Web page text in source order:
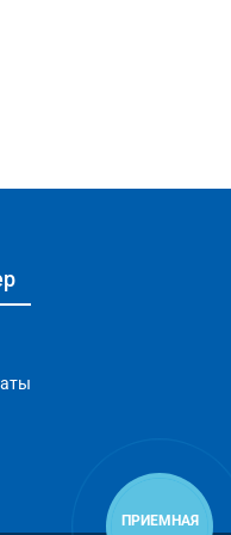
ПРИЕМНАЯ